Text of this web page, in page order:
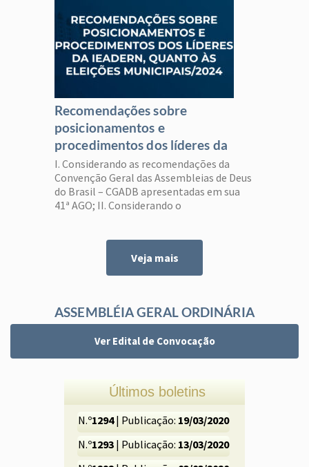
Recomendações sobre
posicionamentos e
procedimentos dos líderes da
IEADERN, quanto às eleições
Municipais/2024
I. Considerando as recomendações da
Convenção Geral das Assembleias de Deus
do Brasil – CGADB apresentadas em sua
41ª AGO; II. Considerando o
apresentada na Assembleia Geral
Extraordinária, ocorrida em Natal, no dia
Veja mais
ASSEMBLÉIA GERAL ORDINÁRIA
Ver Edital de Convocação
Últimos boletins
N.º1294| Publicação: 19/03/2020
N.º1293| Publicação: 13/03/2020